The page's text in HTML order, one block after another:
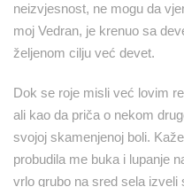
neizvjesnost, ne mogu da
moj Vedran, je krenuo sa
željenom cilju već devet.
Dok se roje misli već lovim
ali kao da priča o nekom
svojoj skamenjenoj boli.
probudila me buka i lupanje
vrlo grubo na sred sela